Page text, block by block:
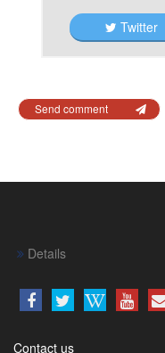
Twitter
Send comment
Details
Contact us